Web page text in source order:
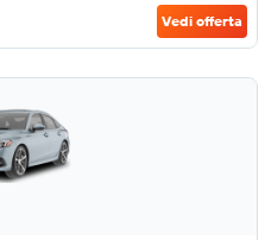
Vedi offerta